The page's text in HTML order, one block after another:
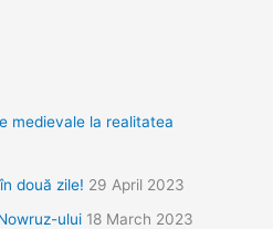
medievale la realitatea
două zile! 29 April 2023
ului 18 March 2023